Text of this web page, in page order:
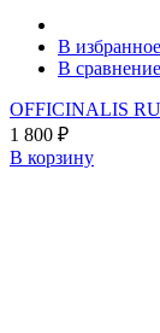
В избранное
В сравнение
OFFICINALIS
1 800 ₽
В корзину